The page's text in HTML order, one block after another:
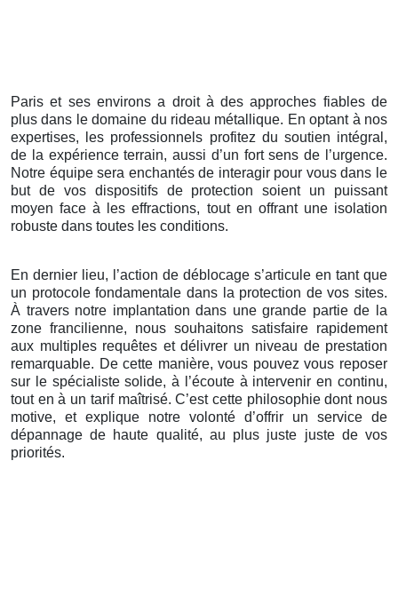
Paris et ses environs a droit à des approches fiables de
plus dans le domaine du rideau métallique. En optant à nos
expertises, les professionnels profitez du soutien intégral,
de la expérience terrain, aussi d’un fort sens de l’urgence.
Notre équipe sera enchantés de interagir pour vous dans le
but de vos dispositifs de protection soient un puissant
moyen face à les effractions, tout en offrant une isolation
robuste dans toutes les conditions.
En dernier lieu, l’action de déblocage s’articule en tant que
un protocole fondamentale dans la protection de vos sites.
À travers notre implantation dans une grande partie de la
zone francilienne, nous souhaitons satisfaire rapidement
aux multiples requêtes et délivrer un niveau de prestation
remarquable. De cette manière, vous pouvez vous reposer
sur le spécialiste solide, à l’écoute à intervenir en continu,
tout en à un tarif maîtrisé. C’est cette philosophie dont nous
motive, et explique notre volonté d’offrir un service de
dépannage de haute qualité, au plus juste juste de vos
priorités.